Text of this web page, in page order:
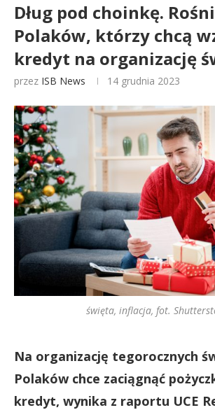
Dług pod choinkę.
Polaków, którzy chcą
kredyt na organizację
przez ISB News 14 grudnia 2023
święta, inflacja, fot.
Na organizację tegorocznych
Polaków chce zaciągnąć
kredyt, wynika z raportu UCE